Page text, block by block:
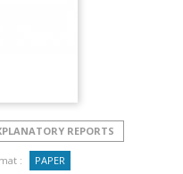
REPORTS
: PAPER